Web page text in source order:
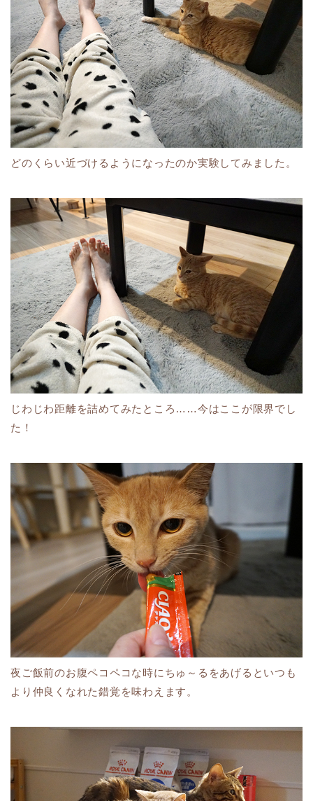
どのくらい近づけるようになったのか実験してみました。
じわじわ距離を詰めてみたところ……今はここが限界でし
た！
夜ご飯前のお腹ペコペコな時にちゅ～るをあげるといつも
より仲良くなれた錯覚を味わえます。